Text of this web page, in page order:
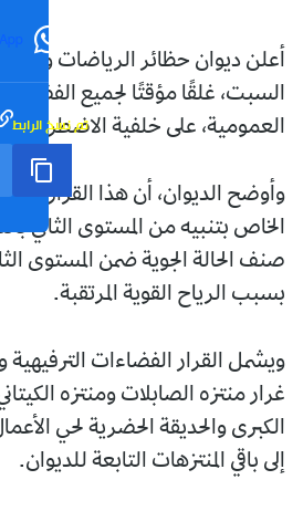
تم نسخ الرابط
أعلن ديوان حظائر الرياضات
السبت، غلقًا مؤقتًا لجميع الفضاءات
العمومية، على خلفية الاضطرابات
وأوضح الديوان، أن هذا القرار جاء
الخاص بتنبيه من المستوى الثاني
صنف الحالة الجوية ضمن المستوى
بسبب الرياح القوية المرتقبة.
ويشمل القرار الفضاءات الترفيهية
غرار منتزه الصابلات ومنتزه
الكبرى والحديقة الحضرية لحي
إلى باقي المنتزهات التابعة للديوان.